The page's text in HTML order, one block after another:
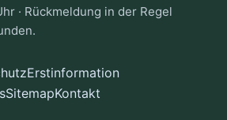
· Rückmeldung in der Regel
Erstinformation
SitemapKontakt